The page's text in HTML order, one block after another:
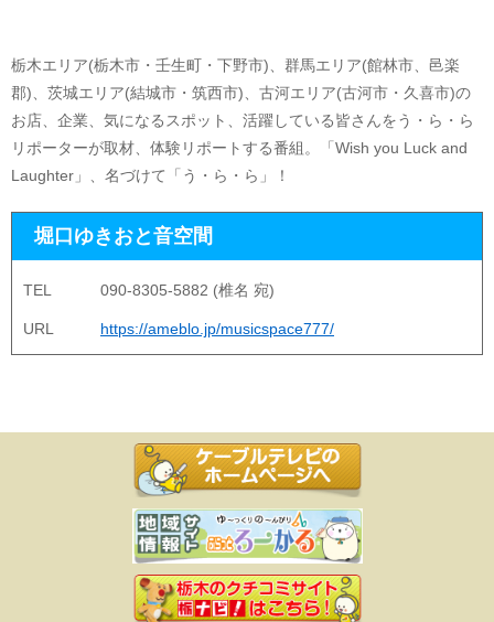
栃木エリア(栃木市・壬生町・下野市)、群馬エリア(館林市、邑楽
郡)、茨城エリア(結城市・筑西市)、古河エリア(古河市・久喜市)の
お店、企業、気になるスポット、活躍している皆さんをう・ら・ら
リポーターが取材、体験リポートする番組。「Wish you Luck and
Laughter」、名づけて「う・ら・ら」！
堀口ゆきおと音空間
TEL 090-8305-5882 (椎名 宛)
URL https://ameblo.jp/musicspace777/